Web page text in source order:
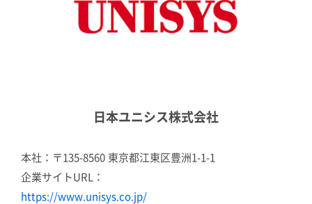
日本ユニシス株式会社
本社：〒135-8560 東京都江東区豊洲1-1-1
企業サイトURL：
https://www.unisys.co.jp/